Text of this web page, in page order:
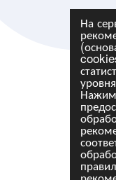
На